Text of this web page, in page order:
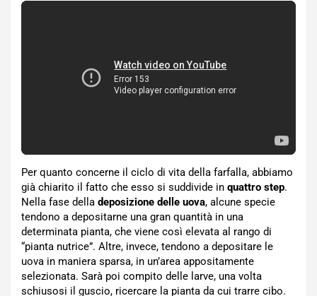
Per quanto concerne il ciclo di vita della farfalla, abbiamo
già chiarito il fatto che esso si suddivide in quattro step.
Nella fase della deposizione delle uova, alcune specie
tendono a depositarne una gran quantità in una
determinata pianta, che viene così elevata al rango di
“pianta nutrice”. Altre, invece, tendono a depositare le
uova in maniera sparsa, in un’area appositamente
selezionata. Sarà poi compito delle larve, una volta
schiusosi il guscio, ricercare la pianta da cui trarre cibo.